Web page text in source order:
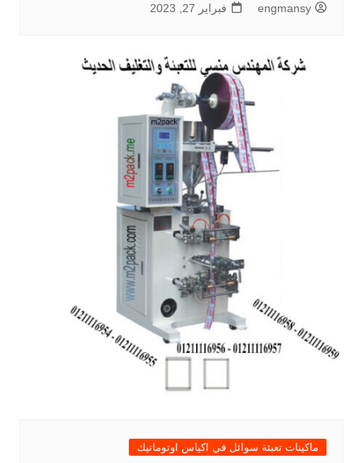
engmansy فبراير 27, 2023
ماكينات تعبئة سوائل في اكياس اوتوماتيك